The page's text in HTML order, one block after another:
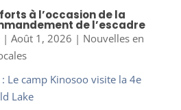
à l’occasion de la
de l’escadre
| Août 1, 2026 | Nouvelles en